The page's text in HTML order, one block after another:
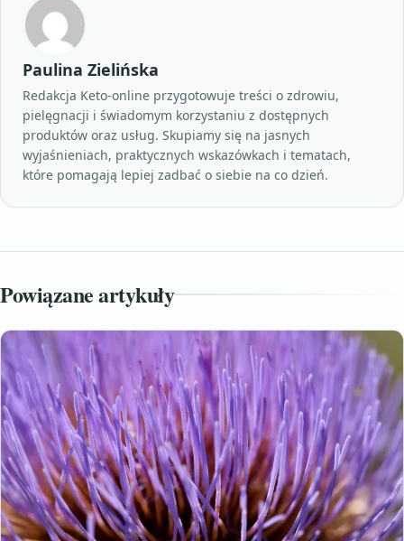
Paulina Zielińska
Redakcja Keto-online przygotowuje treści o zdrowiu,
pielęgnacji i świadomym korzystaniu z dostępnych
produktów oraz usług. Skupiamy się na jasnych
wyjaśnieniach, praktycznych wskazówkach i tematach,
które pomagają lepiej zadbać o siebie na co dzień.
Powiązane artykuły